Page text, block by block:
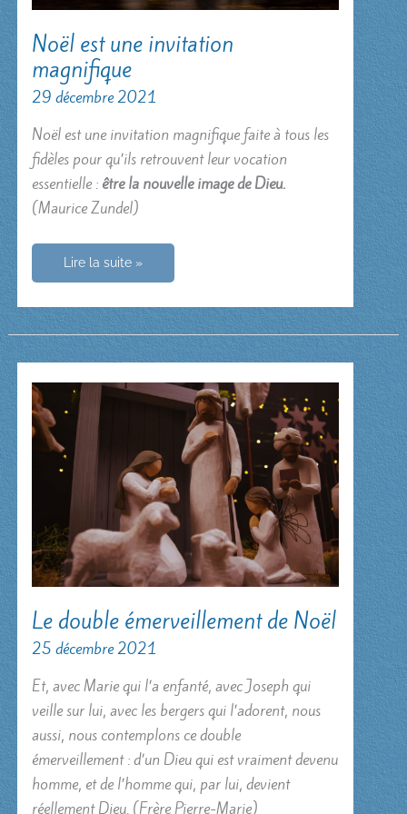
Noël est une invitation
magnifique
29 décembre 2021
Noël est une invitation magnifique faite à tous les
fidèles pour qu’ils retrouvent leur vocation
essentielle : être la nouvelle image de Dieu.
(Maurice Zundel)
Noël
une
magnifique
Lire la suite »
Le double émerveillement de Noël
25 décembre 2021
Et, avec Marie qui l’a enfanté, avec Joseph qui
veille sur lui, avec les bergers qui l’adorent, nous
aussi, nous contemplons ce double
émerveillement : d’un Dieu qui est vraiment devenu
homme, et de l’homme qui, par lui, devient
réellement Dieu. (Frère Pierre-Marie)